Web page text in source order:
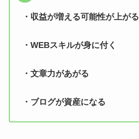
・収益が増える可能性が上がる
・WEBスキルが身に付く
・文章力があがる
・ブログが資産になる